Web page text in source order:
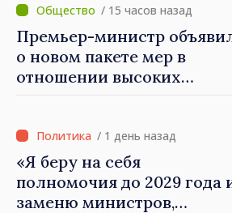
экономики: премьер-
министр Василе Тофан
посетил Агентство
электронного управления
/ 15 часов назад
Премьер-министр
о новом пакете мер в
отношении высоких
/ 1 день назад
«Я беру на себя
полномочия до 2029 года
заменю министров,